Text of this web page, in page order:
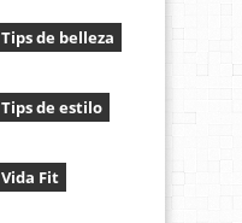
Tips de belleza
Tips de estilo
Vida Fit